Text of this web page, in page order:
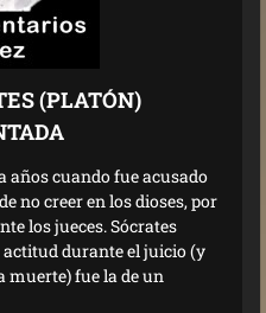
(PLATÓN)
años cuando fue acusado
no creer en los dioses, por
los jueces. Sócrates
durante el juicio (y
muerte) fue la de un